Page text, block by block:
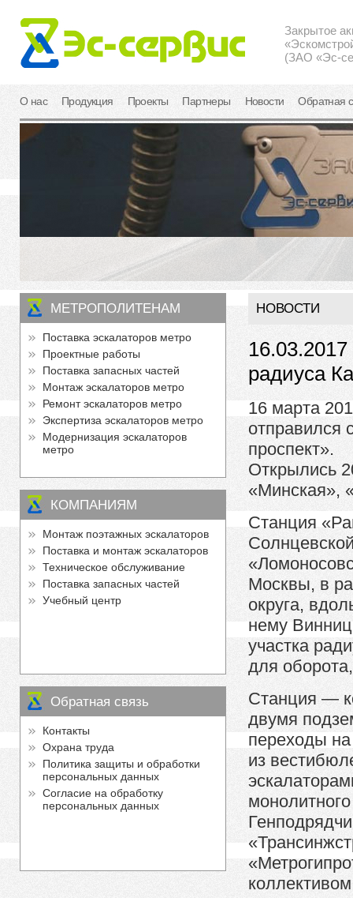
Закрытое
(ЗАО «Эс-
О нас Продукция Проекты Партнеры Новости Обратная
МЕТРОПОЛИТЕНАМ
Поставка эскалаторов метро
Проектные работы
Поставка запасных частей
Монтаж эскалаторов метро
Ремонт эскалаторов метро
Экспертиза эскалаторов метро
Модернизация эскалаторов
метро
КОМПАНИЯМ
Монтаж поэтажных эскалаторов
Поставка и монтаж эскалаторов
Техническое обслуживание
Поставка запасных частей
Учебный центр
Обратная связь
Контакты
Охрана труда
Политика защиты и обработки
персональных данных
Согласие на обработку
персональных данных
НОВОСТИ
радиуса
16 марта
отправился
проспект».
Открылись
«Минская»,
Станция
Москвы, в
округа,
нему
участка
для
Станция —
двумя
переходы
из